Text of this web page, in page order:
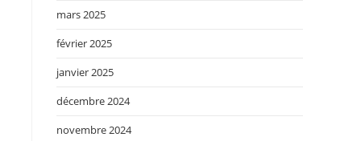
mars 2025
février 2025
janvier 2025
décembre 2024
novembre 2024